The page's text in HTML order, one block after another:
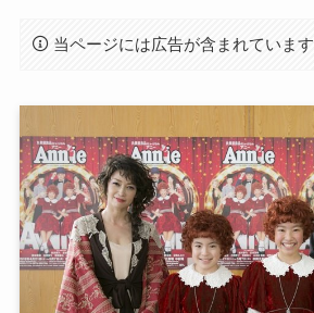
当ページには広告が含まれています